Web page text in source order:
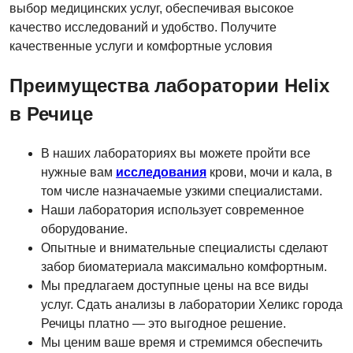
выбор медицинских услуг, обеспечивая высокое
качество исследований и удобство. Получите
качественные услуги и комфортные условия
Преимущества лаборатории Helix
в Речице
В наших лабораториях вы можете пройти все
нужные вам исследования крови, мочи и кала, в
том числе назначаемые узкими специалистами.
Наши лаборатория использует современное
оборудование.
Опытные и внимательные специалисты сделают
забор биоматериала максимально комфортным.
Мы предлагаем доступные цены на все виды
услуг. Сдать анализы в лаборатории Хеликс города
Речицы платно — это выгодное решение.
Мы ценим ваше время и стремимся обеспечить